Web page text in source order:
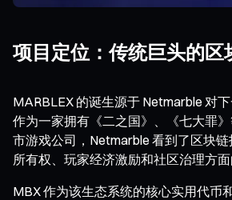
项目定位：传统巨头的区
MARBLEX 的诞生源于 Netmarble 对下
作为一家拥有《二之国》、《七大罪
市游戏公司，Netmarble 看到了区块
所有权、玩家经济激励和社区治理方面
MBX 作为该生态系统的核心实用代币